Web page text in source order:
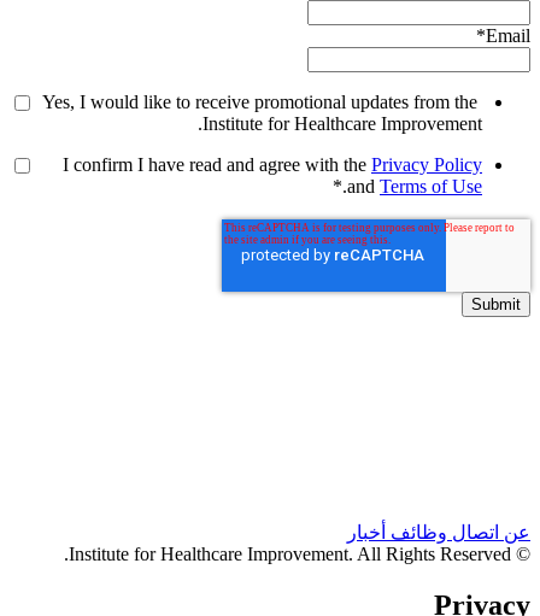
Email
*
Yes, I would like to receive promotional updates from the
Institute for Healthcare Improvement.
I confirm I have read and agree with the Privacy Policy
and Terms of Use
.
*
عن اتصال وظائف أخبار
© Institute for Healthcare Improvement. All Rights Reserved.
Privacy